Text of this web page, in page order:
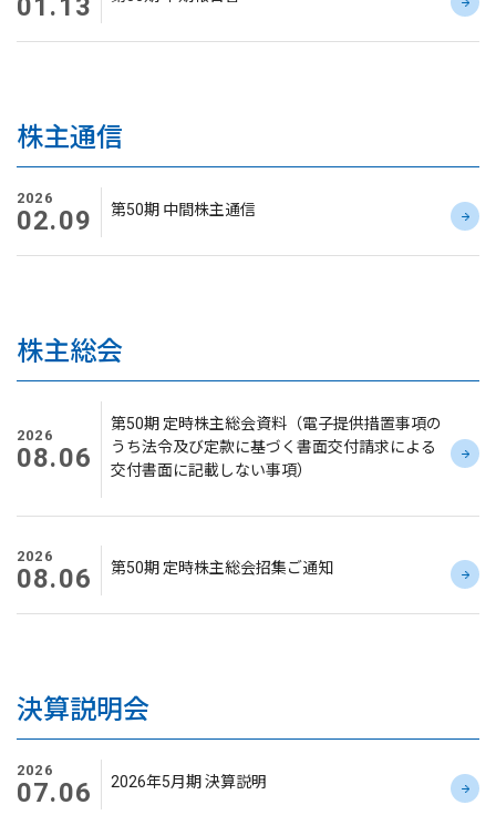
株主通信
2026
02.09 第50期 中間株主通信
株主総会
2026
08.06
第50期 定時株主総会資料（電子提供措置事項の
うち法令及び定款に基づく書面交付請求による
交付書面に記載しない事項）
2026
08.06 第50期 定時株主総会招集ご通知
決算説明会
2026
07.06 2026年5月期 決算説明